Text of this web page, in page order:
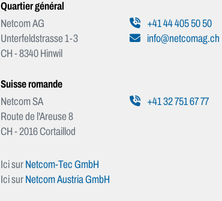
Quartier général
Netcom AG
Unterfeldstrasse 1-3
CH - 8340 Hinwil
+41 44 405 50 50
info@netcomag.ch
Suisse romande
Netcom SA
Route de l'Areuse 8
CH - 2016 Cortaillod
+41 32 751 67 77
Ici sur Netcom-Tec GmbH
Ici sur Netcom Austria GmbH